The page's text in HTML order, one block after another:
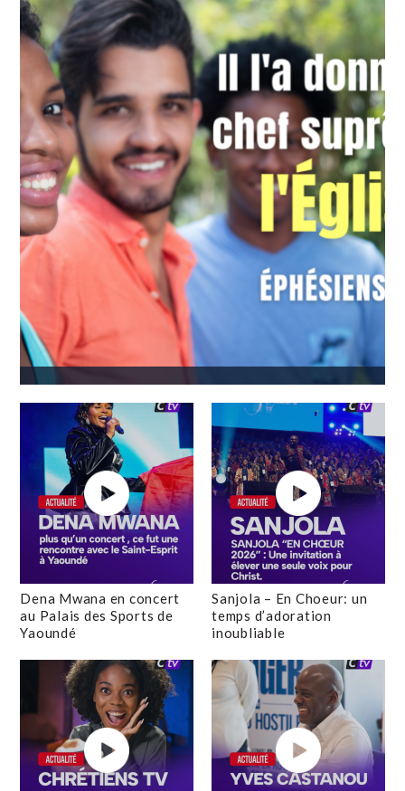
Dena Mwana en concert
au Palais des Sports de
Yaoundé
Sanjola – En Choeur: un
temps d’adoration
inoubliable